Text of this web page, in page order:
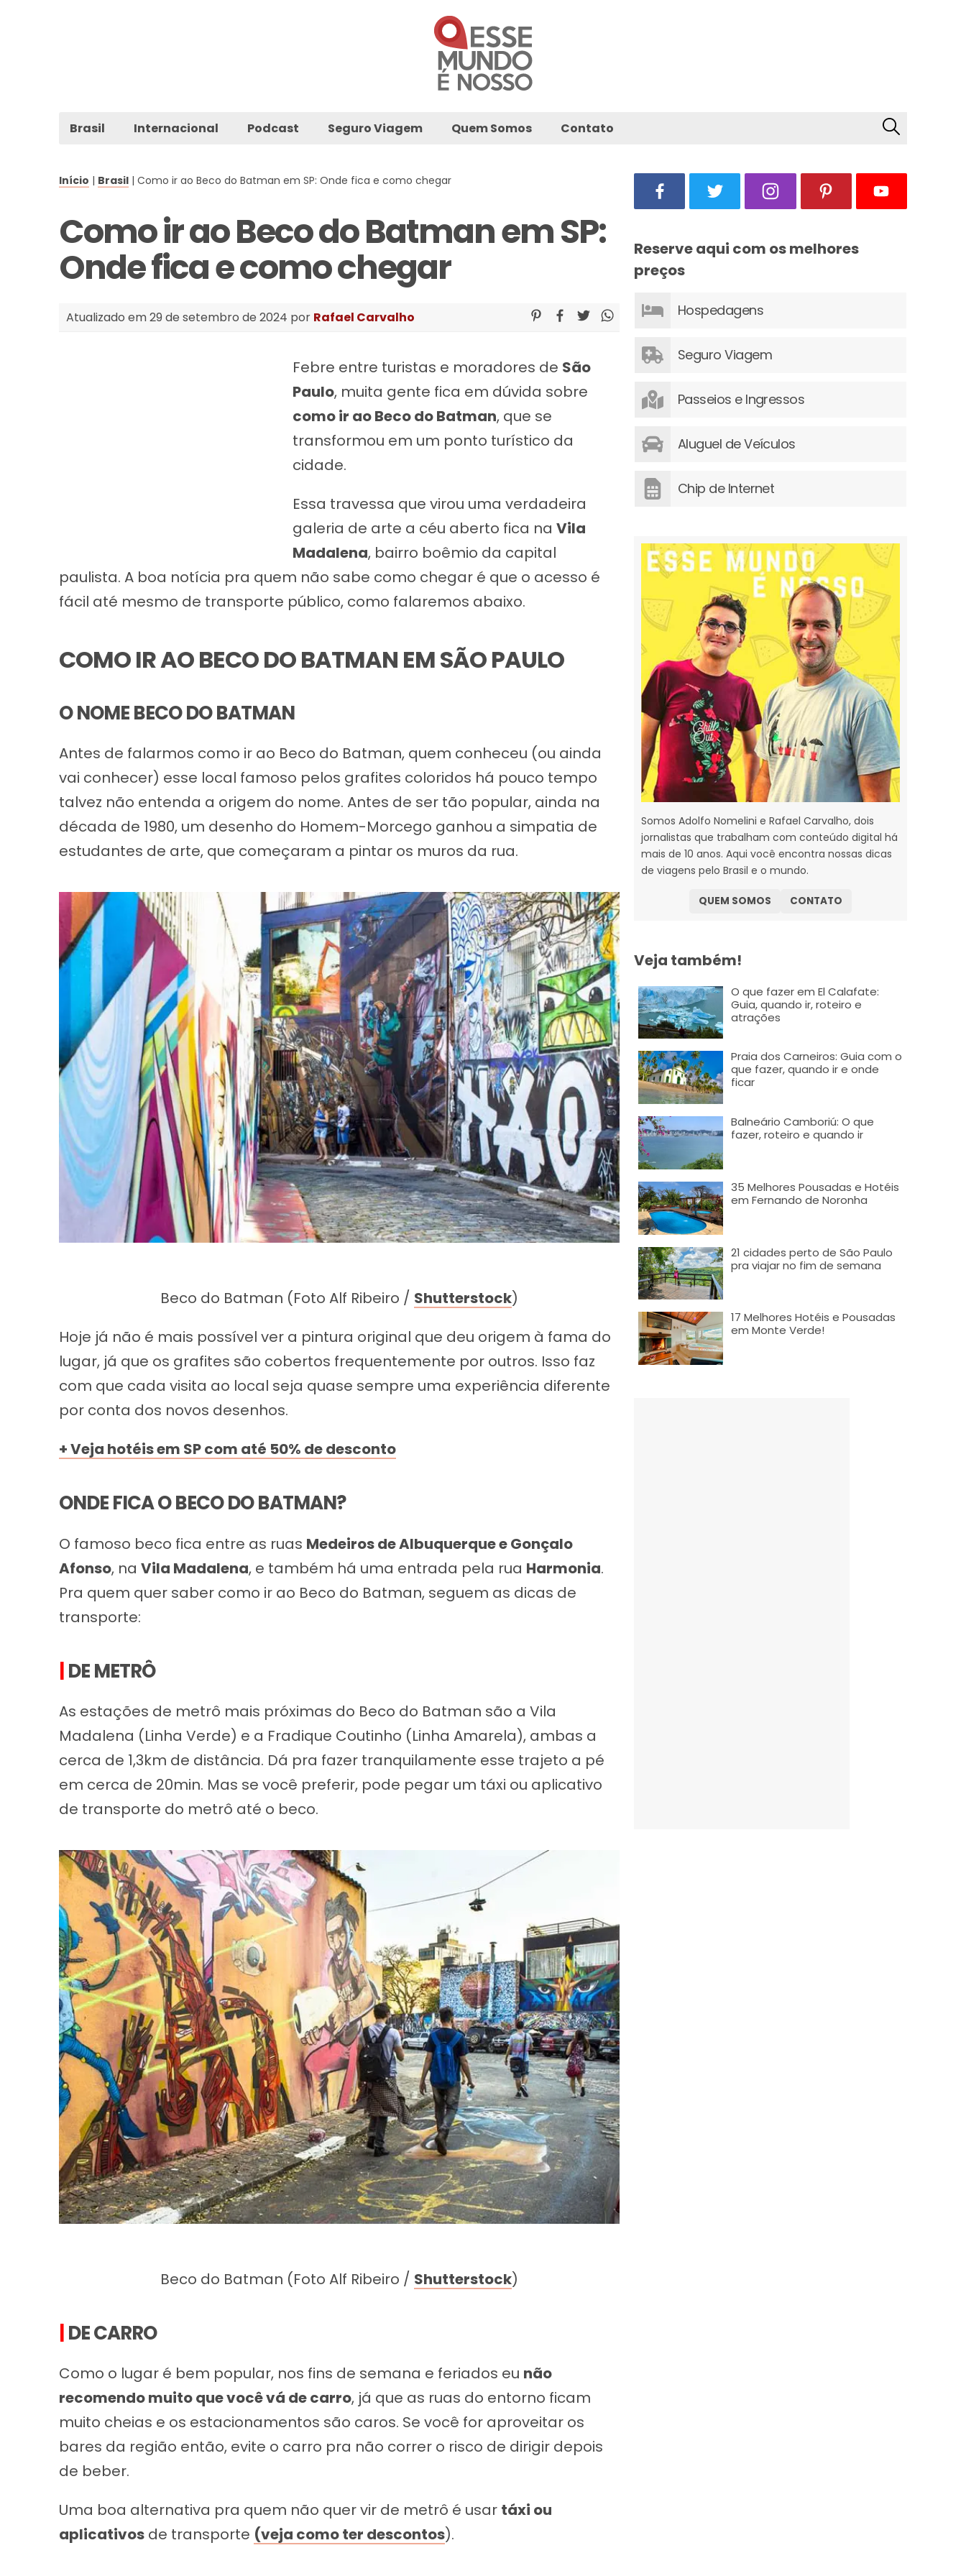
Brasil Internacional Podcast Seguro Viagem Quem Somos Contato
Início | Brasil | Como ir ao Beco do Batman em SP: Onde fica e como chegar
Como ir ao Beco do Batman em SP:
Onde fica e como chegar
Atualizado em 29 de setembro de 2024 por Rafael Carvalho
Febre entre turistas e moradores de São
Paulo, muita gente fica em dúvida sobre
como ir ao Beco do Batman, que se
transformou em um ponto turístico da
cidade.
Essa travessa que virou uma verdadeira
galeria de arte a céu aberto fica na Vila
Madalena, bairro boêmio da capital
paulista. A boa notícia pra quem não sabe como chegar é que o acesso é
fácil até mesmo de transporte público, como falaremos abaixo.
COMO IR AO BECO DO BATMAN EM SÃO PAULO
O NOME BECO DO BATMAN
Antes de falarmos como ir ao Beco do Batman, quem conheceu (ou ainda
vai conhecer) esse local famoso pelos grafites coloridos há pouco tempo
talvez não entenda a origem do nome. Antes de ser tão popular, ainda na
década de 1980, um desenho do Homem-Morcego ganhou a simpatia de
estudantes de arte, que começaram a pintar os muros da rua.
Beco do Batman (Foto Alf Ribeiro / Shutterstock)
Hoje já não é mais possível ver a pintura original que deu origem à fama do
lugar, já que os grafites são cobertos frequentemente por outros. Isso faz
com que cada visita ao local seja quase sempre uma experiência diferente
por conta dos novos desenhos.
+ Veja hotéis em SP com até 50% de desconto
ONDE FICA O BECO DO BATMAN?
O famoso beco fica entre as ruas Medeiros de Albuquerque e Gonçalo
Afonso, na Vila Madalena, e também há uma entrada pela rua Harmonia.
Pra quem quer saber como ir ao Beco do Batman, seguem as dicas de
transporte:
DE METRÔ
As estações de metrô mais próximas do Beco do Batman são a Vila
Madalena (Linha Verde) e a Fradique Coutinho (Linha Amarela), ambas a
cerca de 1,3km de distância. Dá pra fazer tranquilamente esse trajeto a pé
em cerca de 20min. Mas se você preferir, pode pegar um táxi ou aplicativo
de transporte do metrô até o beco.
Beco do Batman (Foto Alf Ribeiro / Shutterstock)
DE CARRO
Como o lugar é bem popular, nos fins de semana e feriados eu não
recomendo muito que você vá de carro, já que as ruas do entorno ficam
muito cheias e os estacionamentos são caros. Se você for aproveitar os
bares da região então, evite o carro pra não correr o risco de dirigir depois
de beber.
Uma boa alternativa pra quem não quer vir de metrô é usar táxi ou
aplicativos de transporte (veja como ter descontos).
Reserve aqui com os melhores
preços
Hospedagens
Seguro Viagem
Passeios e Ingressos
Aluguel de Veículos
Chip de Internet
Somos Adolfo Nomelini e Rafael Carvalho, dois
jornalistas que trabalham com conteúdo digital há
mais de 10 anos. Aqui você encontra nossas dicas
de viagens pelo Brasil e o mundo.
QUEM SOMOS CONTATO
Veja também!
O que fazer em El Calafate:
Guia, quando ir, roteiro e
atrações
Praia dos Carneiros: Guia com o
que fazer, quando ir e onde
ficar
Balneário Camboriú: O que
fazer, roteiro e quando ir
35 Melhores Pousadas e Hotéis
em Fernando de Noronha
21 cidades perto de São Paulo
pra viajar no fim de semana
17 Melhores Hotéis e Pousadas
em Monte Verde!